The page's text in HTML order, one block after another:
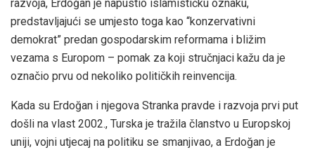
razvoja, Erdoğan je napustio islamističku oznaku,
predstavljajući se umjesto toga kao “konzervativni
demokrat” predan gospodarskim reformama i bližim
vezama s Europom – pomak za koji stručnjaci kažu da je
označio prvu od nekoliko političkih reinvencija.
Kada su Erdoğan i njegova Stranka pravde i razvoja prvi put
došli na vlast 2002., Turska je tražila članstvo u Europskoj
uniji, vojni utjecaj na politiku se smanjivao, a Erdoğan je